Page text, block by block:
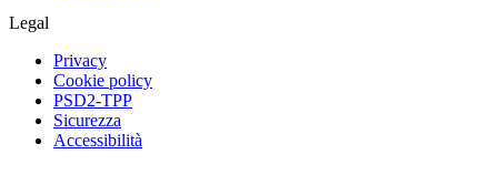
Legal
Privacy
Cookie policy
PSD2-TPP
Sicurezza
Accessibilità